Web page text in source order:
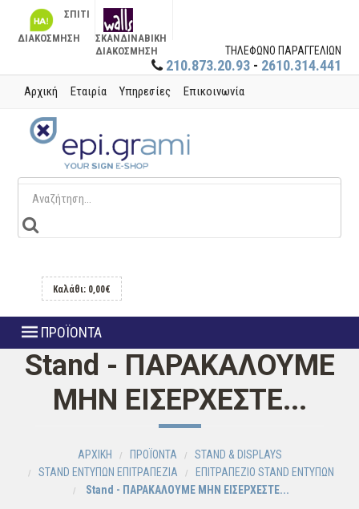
ΣΠΙΤΙ
ΔΙΑΚΟΣΜΗΣΗ
ΣΚΑΝΔΙΝΑΒΙΚΗ
ΔΙΑΚΟΣΜΗΣΗ
ΤΗΛΕΦΩΝΟ ΠΑΡΑΓΓΕΛΙΩΝ
210.873.20.93 - 2610.314.441
Αρχική Εταιρία Υπηρεσίες Επικοινωνία
Καλάθι: 0,00€
ΠΡΟΪΟΝΤΑ
Stand - ΠΑΡΑΚΑΛΟΥΜΕ
ΜΗΝ ΕΙΣΕΡΧΕΣΤΕ...
ΑΡΧΙΚΗ ΠΡΟΪΟΝΤΑ
STAND & DISPLAYS
STAND ΕΝΤΥΠΩΝ ΕΠΙΤΡΑΠΕΖΙΑ
ΕΠΙΤΡΑΠΕΖΙΟ STAND EΝΤΥΠΩΝ
Stand - ΠΑΡΑΚΑΛΟΥΜΕ ΜΗΝ ΕΙΣΕΡΧΕΣΤΕ...